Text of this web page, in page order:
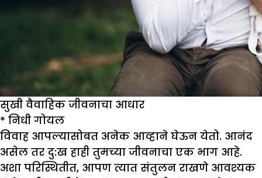
सुखी वैवाहिक जीवनाचा आधार
* निधी गोयल
विवाह आपल्यासोबत अनेक आव्हाने घेऊन येतो. आनंद
असेल तर दु:ख हाही तुमच्या जीवनाचा एक भाग आहे.
अशा परिस्थितीत, आपण त्यात संतुलन राखणे आवश्यक